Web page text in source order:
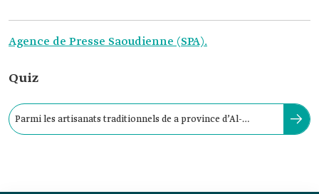
Agence de Presse Saoudienne (SPA).
Quiz
Parmi les artisanats traditionnels de a province d’Al-